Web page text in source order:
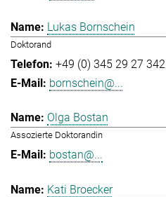
Lukas Bornschein
Doktorand
+49 (0) 345 29 27 342
bornschein@...
Olga Bostan
Assozierte Doktorandin
bostan@...
Kati Broecker